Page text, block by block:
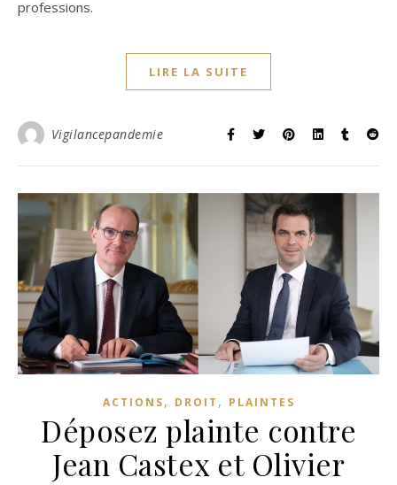
professions.
LIRE LA SUITE
Vigilancepandemie
ACTIONS, DROIT , PLAINTES
Déposez plainte contre
Jean Castex et Olivier